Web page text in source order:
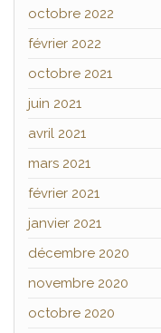
octobre 2022
février 2022
octobre 2021
juin 2021
avril 2021
mars 2021
février 2021
janvier 2021
décembre 2020
novembre 2020
octobre 2020